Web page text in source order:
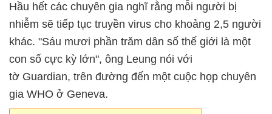
Hầu hết các chuyên gia nghĩ rằng mỗi người bị
nhiễm sẽ tiếp tục truyền virus cho khoảng 2,5 người
khác. "Sáu mươi phần trăm dân số thế giới là một
con số cực kỳ lớn", ông Leung nói với
tờ Guardian, trên đường đến một cuộc họp chuyên
gia WHO ở Geneva.